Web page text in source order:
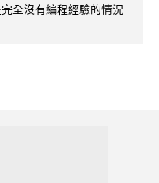
全沒有編程經驗的情況